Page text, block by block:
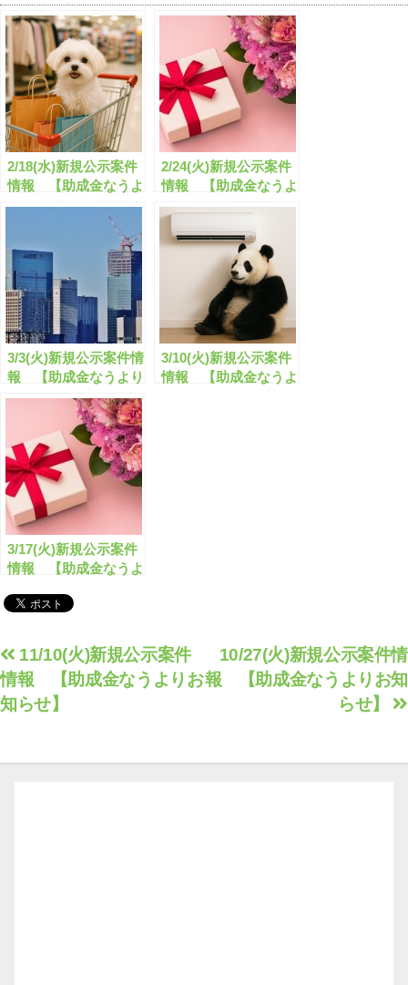
2/18(水)新規公示案件
情報 【助成金なうよ
りお知らせ】
2/24(火)新規公示案件
情報 【助成金なうよ
りお知らせ】
3/3(火)新規公示案件情
報 【助成金なうより
お知らせ】
3/10(火)新規公示案件
情報 【助成金なうよ
3/17(火)新規公示案件
情報 【助成金なうよ
投
稿
ナ
ゲ
10/27(火)新規公示案件情
報 【助成金なうよりお知
らせ】
11/10(火)新規公示案件
情報 【助成金なうよりお
知らせ】